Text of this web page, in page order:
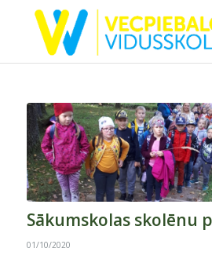
Sākumskolas skolēnu
01/10/2020